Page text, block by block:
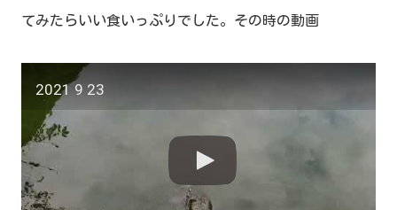
てみたらいい食いっぷりでした。その時の動画
2021 9 23